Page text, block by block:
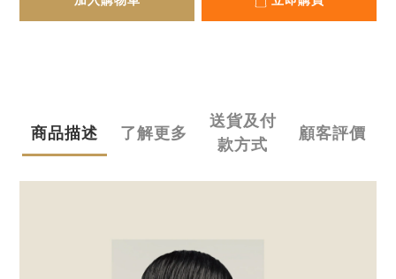
商品描述 了解更多
送貨及付
款方式
顧客評價